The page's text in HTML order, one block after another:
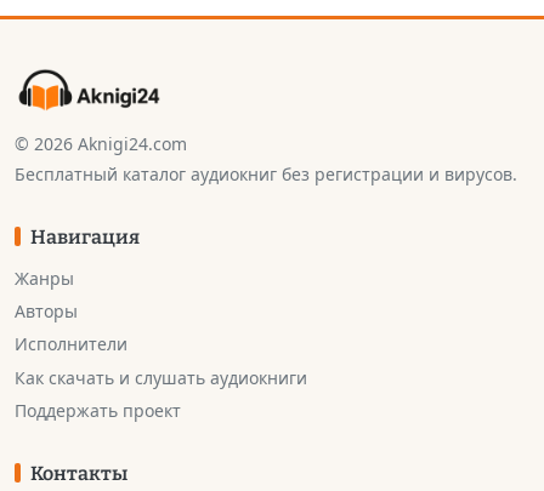
© 2026 Aknigi24.com
Бесплатный каталог аудиокниг без регистрации и вирусов.
Навигация
Жанры
Авторы
Исполнители
Как скачать и слушать аудиокниги
Поддержать проект
Контакты